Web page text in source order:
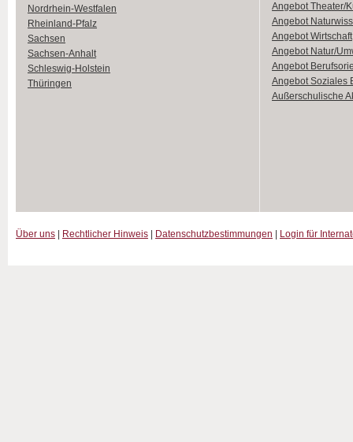
Nordrhein-Westfalen
Rheinland-Pfalz
Sachsen
Sachsen-Anhalt
Schleswig-Holstein
Thüringen
Angebot Theater/
Angebot
Angebot Wirtschaft
Angebot Natur/
Angebot
Angebot Soziales
Außerschulische
Über uns Rechtlicher Hinweis Datenschutzbestimmungen Login für